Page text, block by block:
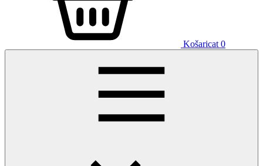
Košaricat 0